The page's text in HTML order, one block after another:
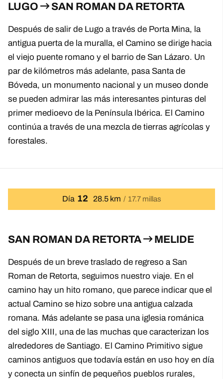
LUGO SAN ROMAN DA RETORTA
Después de salir de Lugo a través de Porta Mina, la
antigua puerta de la muralla, el Camino se dirige hacia
el viejo puente romano y el barrio de San Lázaro. Un
par de kilómetros más adelante, pasa Santa de
Bóveda, un monumento nacional y un museo donde
se pueden admirar las más interesantes pinturas del
primer medioevo de la Península Ibérica. El Camino
continúa a través de una mezcla de tierras agrícolas y
forestales.
Día 12 28.5 km 17.7 millas
SAN ROMAN DA RETORTA MELIDE
Después de un breve traslado de regreso a San
Roman de Retorta, seguimos nuestro viaje. En el
camino hay un hito romano, que parece indicar que el
actual Camino se hizo sobre una antigua calzada
romana. Más adelante se pasa una iglesia románica
del siglo XIII, una de las muchas que caracterizan los
alrededores de Santiago. El Camino Primitivo sigue
caminos antiguos que todavía están en uso hoy en día
y conecta un sinfín de pequeños pueblos rurales,